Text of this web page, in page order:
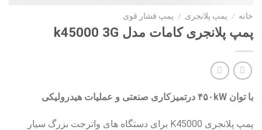
خانه / پمپ پلانجری / پمپ فشار قوی
پمپ پلانجری کامات مدل k45000 3G
با توان ۴۵۰kW درتمیزکاری صنعتی و عملیات هیدرولیکی
پمپ پلانجری K45000 برای دستگاه های واترجت بزرگ سیار